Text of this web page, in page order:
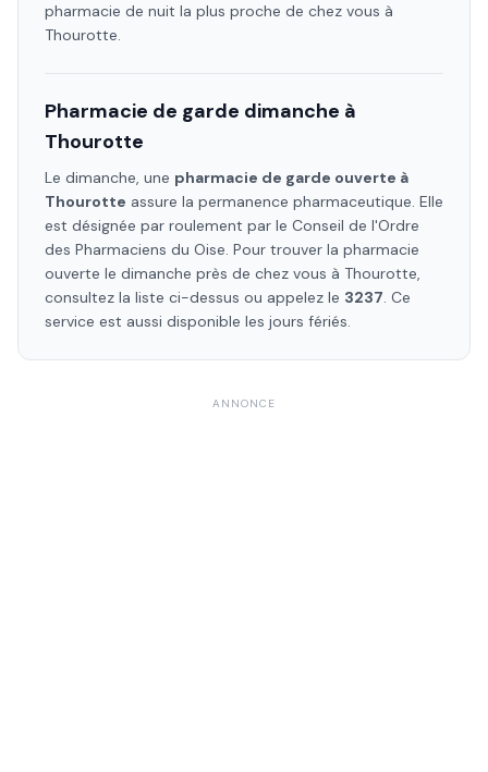
pharmacie de nuit la plus proche de chez vous à
Thourotte.
Pharmacie de garde dimanche à
Thourotte
Le dimanche, une pharmacie de garde ouverte à
Thourotte assure la permanence pharmaceutique. Elle
est désignée par roulement par le Conseil de l'Ordre
des Pharmaciens du Oise. Pour trouver la pharmacie
ouverte le dimanche près de chez vous à Thourotte,
consultez la liste ci-dessus ou appelez le 3237. Ce
service est aussi disponible les jours fériés.
ANNONCE